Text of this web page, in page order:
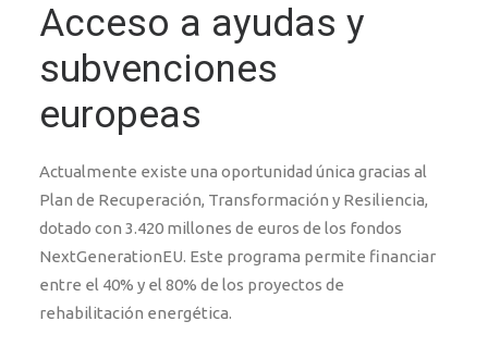
Acceso a ayudas y
subvenciones
europeas
Actualmente existe una oportunidad única gracias al
Plan de Recuperación, Transformación y Resiliencia,
dotado con 3.420 millones de euros de los fondos
NextGenerationEU. Este programa permite financiar
entre el 40% y el 80% de los proyectos de
rehabilitación energética.